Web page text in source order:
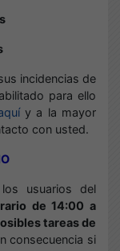
incidencias de
para ello
y a la mayor
con usted.
usuarios del
de 14:00 a
tareas de
consecuencia si